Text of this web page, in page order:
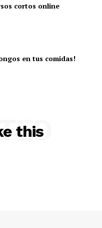
cortos online
en tus comidas!
this